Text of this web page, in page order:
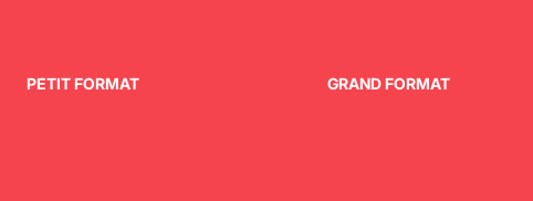
PETIT FORMAT GRAND FORMAT